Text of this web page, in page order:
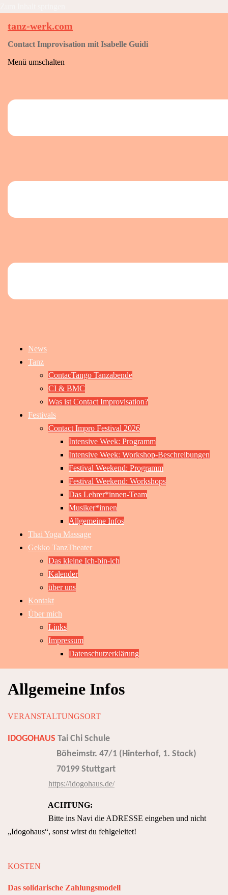
tanz-werk.com
Contact Improvisation mit Isabelle Guidi
Menü umschalten
News
Tanz
ContacTango Tanzabende
CI & BMC
Was ist Contact Improvisation?
Festivals
Contact Impro Festival 2026
Intensive Week: Programm
Intensive Week: Workshop-Beschreibungen
Festival Weekend: Programm
Festival Weekend: Workshops
Das Lehrer*innen-Team
Musiker*innen
Allgemeine Infos
Thai Yoga Massage
Gekko TanzTheater
Das kleine Ich-bin-ich
Kalender
über uns
Kontakt
Über mich
Links
Impressum
Datenschutzerklärung
Allgemeine Infos
VERANSTALTUNGSORT
IDOGOHAUS Tai Chi Schule
Böheimstr. 47/1 (Hinterhof, 1. Stock)
70199 Stuttgart
https://idogohaus.de/
ACHTUNG:
Bitte ins Navi die ADRESSE eingeben und nicht
„Idogohaus“, sonst wirst du fehlgeleitet!
KOSTEN
Das solidarische Zahlungsmodell